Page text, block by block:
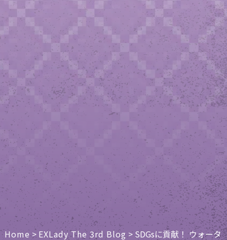
Home> EXLady The 3rd Blog> SDGsに貢献！ ウォータ